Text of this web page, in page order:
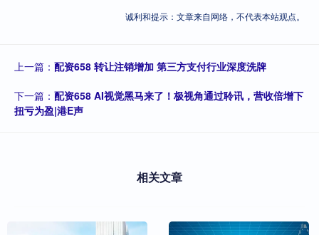
诚利和提示：文章来自网络，不代表本站观点。
上一篇： 配资658 转让注销增加 第三方支付行业深度洗牌
下一篇： 配资658 AI视觉黑马来了！极视角通过聆讯，营收倍增下
扭亏为盈|港E声
相关文章